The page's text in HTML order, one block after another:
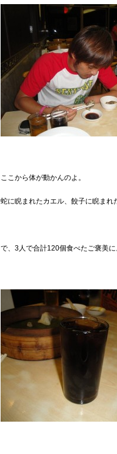
ここから体が動かんのよ。
蛇に睨まれたカエル、餃子に睨まれ
で、3人で合計120個食べたご褒美